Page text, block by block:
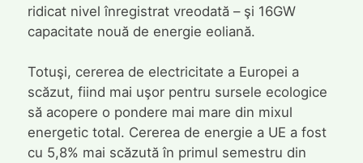
ridicat nivel înregistrat vreodată – şi 16GW
capacitate nouă de energie eoliană.
Totuşi, cererea de electricitate a Europei a
scăzut, fiind mai uşor pentru sursele ecologice
să acopere o pondere mai mare din mixul
energetic total. Cererea de energie a UE a fost
cu 5,8% mai scăzută în primul semestru din